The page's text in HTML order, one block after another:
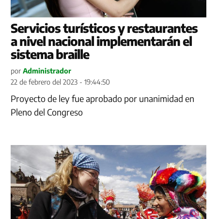
Servicios turísticos y restaurantes
a nivel nacional implementarán el
sistema braille
por Administrador
22 de febrero del 2023 - 19:44:50
Proyecto de ley fue aprobado por unanimidad en
Pleno del Congreso